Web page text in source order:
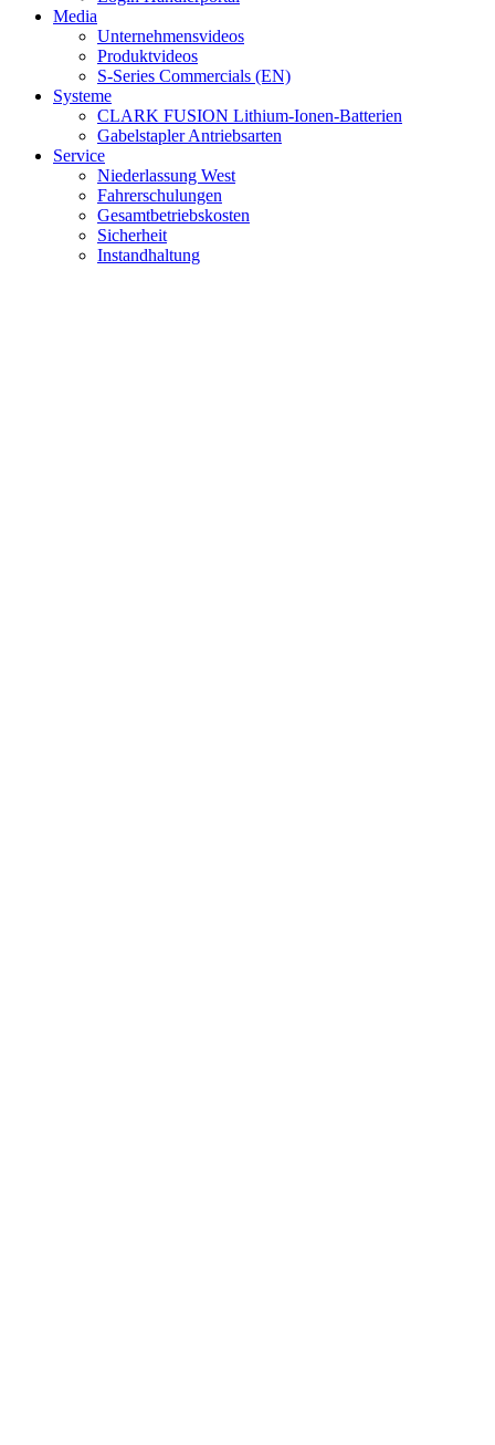
Media
Unternehmensvideos
Produktvideos
S-Series Commercials (EN)
Systeme
CLARK FUSION Lithium-Ionen-Batterien
Gabelstapler Antriebsarten
Service
Niederlassung West
Fahrerschulungen
Gesamtbetriebskosten
Sicherheit
Instandhaltung